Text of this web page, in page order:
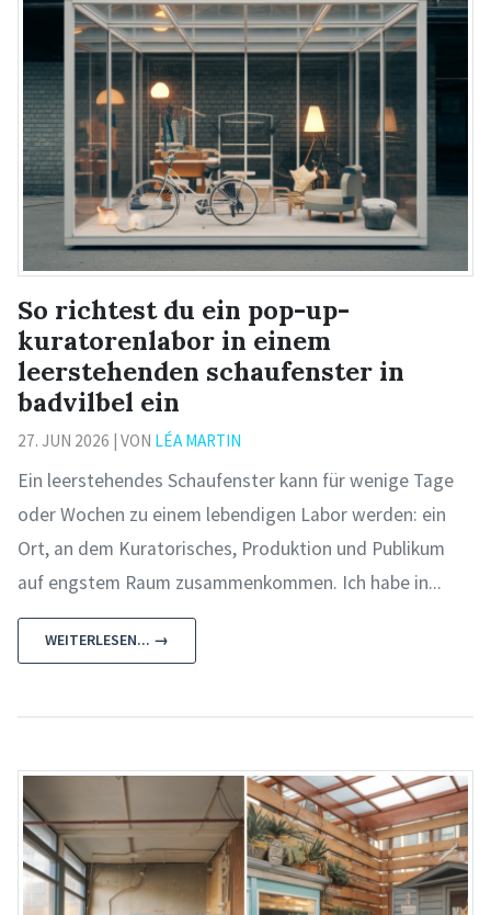
So richtest du ein pop-up-
kuratorenlabor in einem
leerstehenden schaufenster in
badvilbel ein
27. JUN 2026 | VON LÉA MARTIN
Ein leerstehendes Schaufenster kann für wenige Tage
oder Wochen zu einem lebendigen Labor werden: ein
Ort, an dem Kuratorisches, Produktion und Publikum
auf engstem Raum zusammenkommen. Ich habe in...
WEITERLESEN... →